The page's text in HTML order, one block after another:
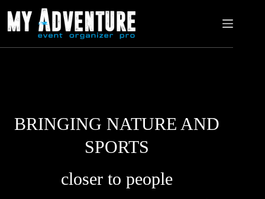
BRINGING NATURE AND
SPORTS
closer to people